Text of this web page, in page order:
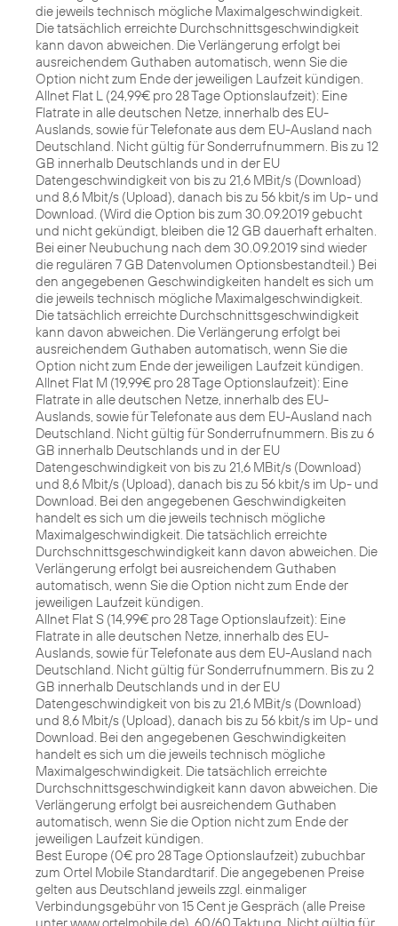
die jeweils technisch mögliche Maximalgeschwindigkeit.
Die tatsächlich erreichte Durchschnittsgeschwindigkeit
kann davon abweichen. Die Verlängerung erfolgt bei
ausreichendem Guthaben automatisch, wenn Sie die
Option nicht zum Ende der jeweiligen Laufzeit kündigen.
Allnet Flat L (24,99€ pro 28 Tage Optionslaufzeit): Eine
Flatrate in alle deutschen Netze, innerhalb des EU-
Auslands, sowie für Telefonate aus dem EU-Ausland nach
Deutschland. Nicht gültig für Sonderrufnummern. Bis zu 12
GB innerhalb Deutschlands und in der EU
Datengeschwindigkeit von bis zu 21,6 MBit/s (Download)
und 8,6 Mbit/s (Upload), danach bis zu 56 kbit/s im Up- und
Download. (Wird die Option bis zum 30.09.2019 gebucht
und nicht gekündigt, bleiben die 12 GB dauerhaft erhalten.
Bei einer Neubuchung nach dem 30.09.2019 sind wieder
die regulären 7 GB Datenvolumen Optionsbestandteil.) Bei
den angegebenen Geschwindigkeiten handelt es sich um
die jeweils technisch mögliche Maximalgeschwindigkeit.
Die tatsächlich erreichte Durchschnittsgeschwindigkeit
kann davon abweichen. Die Verlängerung erfolgt bei
ausreichendem Guthaben automatisch, wenn Sie die
Option nicht zum Ende der jeweiligen Laufzeit kündigen.
Allnet Flat M (19,99€ pro 28 Tage Optionslaufzeit): Eine
Flatrate in alle deutschen Netze, innerhalb des EU-
Auslands, sowie für Telefonate aus dem EU-Ausland nach
Deutschland. Nicht gültig für Sonderrufnummern. Bis zu 6
GB innerhalb Deutschlands und in der EU
Datengeschwindigkeit von bis zu 21,6 MBit/s (Download)
und 8,6 Mbit/s (Upload), danach bis zu 56 kbit/s im Up- und
Download. Bei den angegebenen Geschwindigkeiten
handelt es sich um die jeweils technisch mögliche
Maximalgeschwindigkeit. Die tatsächlich erreichte
Durchschnittsgeschwindigkeit kann davon abweichen. Die
Verlängerung erfolgt bei ausreichendem Guthaben
automatisch, wenn Sie die Option nicht zum Ende der
jeweiligen Laufzeit kündigen.
Allnet Flat S (14,99€ pro 28 Tage Optionslaufzeit): Eine
Flatrate in alle deutschen Netze, innerhalb des EU-
Auslands, sowie für Telefonate aus dem EU-Ausland nach
Deutschland. Nicht gültig für Sonderrufnummern. Bis zu 2
GB innerhalb Deutschlands und in der EU
Datengeschwindigkeit von bis zu 21,6 MBit/s (Download)
und 8,6 Mbit/s (Upload), danach bis zu 56 kbit/s im Up- und
Download. Bei den angegebenen Geschwindigkeiten
handelt es sich um die jeweils technisch mögliche
Maximalgeschwindigkeit. Die tatsächlich erreichte
Durchschnittsgeschwindigkeit kann davon abweichen. Die
Verlängerung erfolgt bei ausreichendem Guthaben
automatisch, wenn Sie die Option nicht zum Ende der
jeweiligen Laufzeit kündigen.
Best Europe (0€ pro 28 Tage Optionslaufzeit) zubuchbar
zum Ortel Mobile Standardtarif. Die angegebenen Preise
gelten aus Deutschland jeweils zzgl. einmaliger
Verbindungsgebühr von 15 Cent je Gespräch (alle Preise